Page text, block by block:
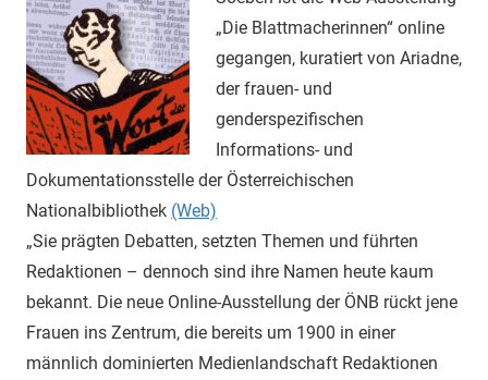
„Die Blattmacherinnen“ online
gegangen, kuratiert von Ariadne,
der frauen- und
genderspezifischen
Informations- und
Dokumentationsstelle der Österreichischen
Nationalbibliothek (Web)
„Sie prägten Debatten, setzten Themen und führten
Redaktionen – dennoch sind ihre Namen heute kaum
bekannt. Die neue Online-Ausstellung der ÖNB rückt jene
Frauen ins Zentrum, die bereits um 1900 in einer
männlich dominierten Medienlandschaft Redaktionen